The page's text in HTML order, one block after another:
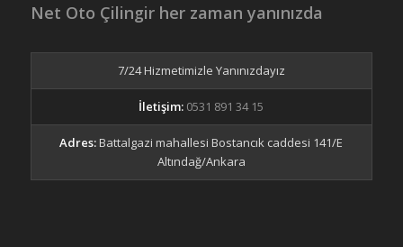
Net Oto Çilingir her zaman yanınızda
7/24 Hizmetimizle Yanınızdayız
İletişim: 0531 891 34 15
Adres: Battalgazi mahallesi Bostancık caddesi 141/E
Altındağ/Ankara